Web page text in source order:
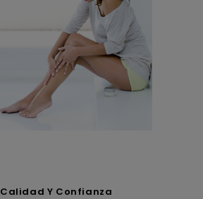
Calidad Y Confianza